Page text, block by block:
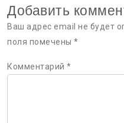
Добавить
Ваш адрес email не будет
поля помечены *
Комментарий *